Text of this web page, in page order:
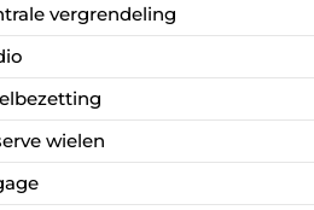
vergrendeling
wielen